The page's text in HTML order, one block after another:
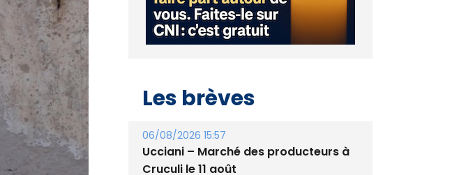
Les brèves
06/08/2026 15:57